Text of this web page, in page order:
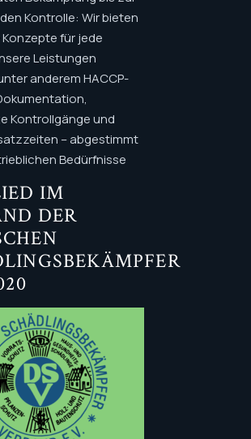
Kontrolle: Wir bieten
für jede
Leistungen
anderem HACCP-
Kontrollgänge und
– abgestimmt
Bedürfnisse
IM
DER